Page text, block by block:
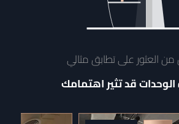
العثور على تطابق مثالي
قد تثير اهتمامك